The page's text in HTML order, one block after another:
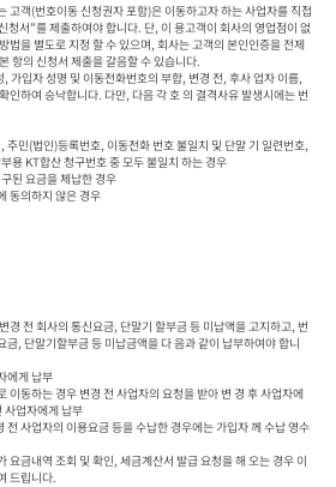
고객(번호이동 신청권자 포함)은 이동하고자 하는 사업자를 직접
청서”를 제출하여야 합니다. 단, 이 용고객이 회사의 영업점이 없
법을 별도로 지정 할 수 있으며, 회사는 고객의 본인인증을 전제
항의 신청서 제출을 갈음할 수 있습니다.
가입자 성명 및 이동전화번호의 부합, 변경 전, 후사 업자 이름,
인하여 승낙합니다. 다만, 다음 각 호 의 결격사유 발생시에는 번
용 KT합산 청구번호 중 모두 불일치 하는 경우
동의하지 않은 경우
전 회사의 통신요금, 단말기 할부금 등 미납액을 고지하고, 번
, 단말기할부금 등 미납금액을 다 음과 같이 납부하여야 합니
사업자에게 납부
사업자의 이용요금 등을 수납한 경우에는 가입자 께 수납 영수
금내역 조회 및 확인, 세금계산서 발급 요청을 해 오는 경우 이
드립니다.